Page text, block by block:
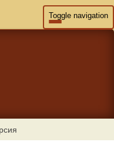
Toggle navigation